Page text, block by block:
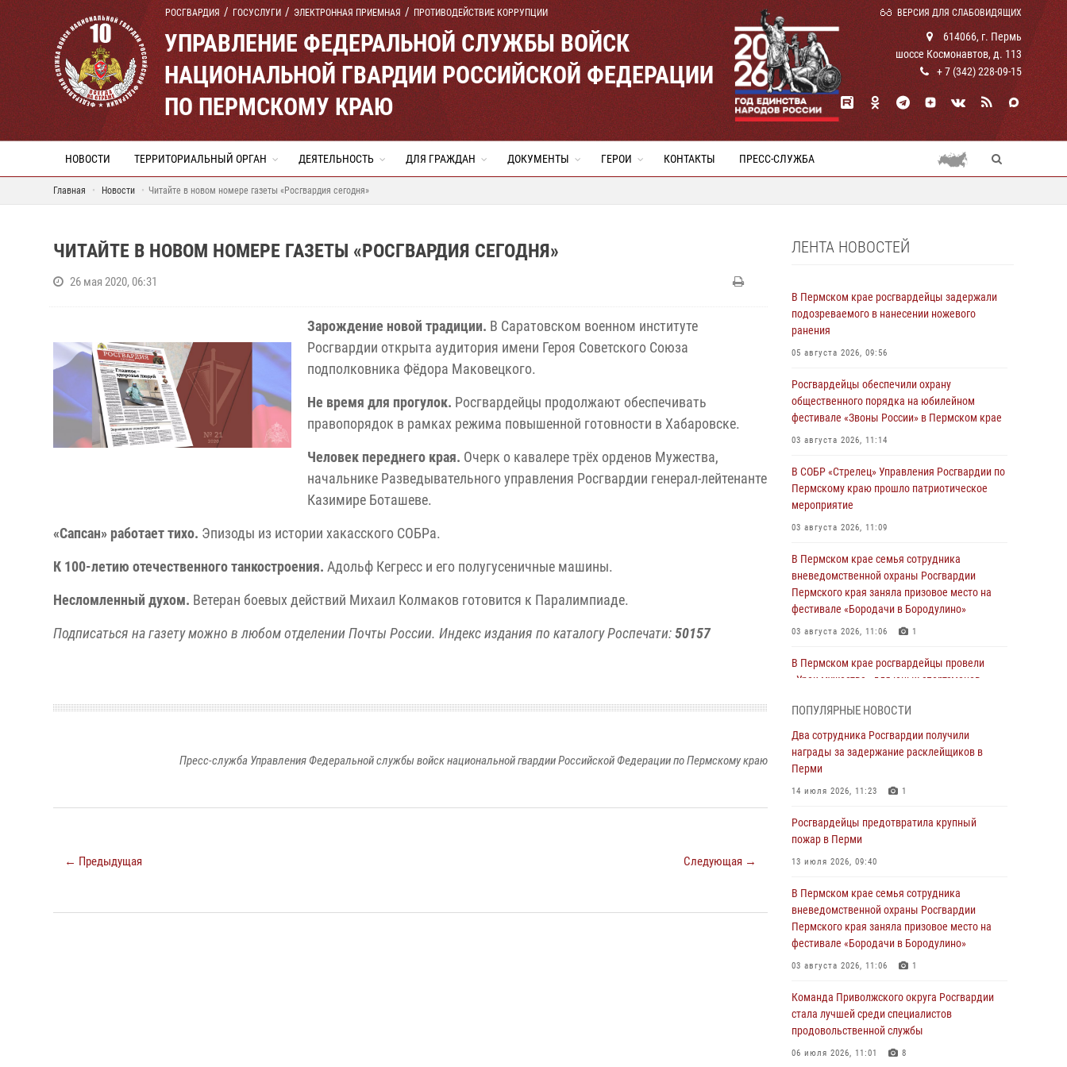
РОСГВАРДИЯ ГОСУСЛУГИ ЭЛЕКТРОННАЯ ПРИЕМНАЯ ПРОТИВОДЕЙСТВИЕ КОРРУПЦИИ ВЕРСИЯ ДЛЯ СЛАБОВИДЯЩИХ
УПРАВЛЕНИЕ ФЕДЕРАЛЬНОЙ СЛУЖБЫ ВОЙСК
НАЦИОНАЛЬНОЙ ГВАРДИИ РОССИЙСКОЙ ФЕДЕРАЦИИ
ПО ПЕРМСКОМУ КРАЮ
614066, г. Пермь
шоссе Космонавтов, д. 113
+ 7 (342) 228-09-15
НОВОСТИ ТЕРРИТОРИАЛЬНЫЙ ОРГАН ДЕЯТЕЛЬНОСТЬ ДЛЯ ГРАЖДАН ДОКУМЕНТЫ ГЕРОИ КОНТАКТЫ ПРЕСС-СЛУЖБА
Главная Новости Читайте в новом номере газеты «Росгвардия сегодня»
ЧИТАЙТЕ В НОВОМ НОМЕРЕ ГАЗЕТЫ «РОСГВАРДИЯ СЕГОДНЯ»
26 мая 2020, 06:31
Зарождение новой традиции. В Саратовском военном институте
Росгвардии открыта аудитория имени Героя Советского Союза
подполковника Фёдора Маковецкого.
Не время для прогулок. Росгвардейцы продолжают обеспечивать
правопорядок в рамках режима повышенной готовности в Хабаровске.
Человек переднего края. Очерк о кавалере трёх орденов Мужества,
начальнике Разведывательного управления Росгвардии генерал-лейтенанте
Казимире Боташеве.
«Сапсан» работает тихо. Эпизоды из истории хакасского СОБРа.
К 100-летию отечественного танкостроения. Адольф Кегресс и его полугусеничные машины.
Несломленный духом. Ветеран боевых действий Михаил Колмаков готовится к Паралимпиаде.
Подписаться на газету можно в любом отделении Почты России. Индекс издания по каталогу Роспечати:50157
Пресс-служба Управления Федеральной службы войск национальной гвардии Российской Федерации по Пермскому краю
← Предыдущая Следующая →
ЛЕНТА НОВОСТЕЙ
В Пермском крае росгвардейцы задержали
подозреваемого в нанесении ножевого
ранения
05 августа 2026, 09:56
Росгвардейцы обеспечили охрану
общественного порядка на юбилейном
фестивале «Звоны России» в Пермском крае
03 августа 2026, 11:14
В СОБР «Стрелец» Управления Росгвардии по
Пермскому краю прошло патриотическое
мероприятие
03 августа 2026, 11:09
В Пермском крае семья сотрудника
вневедомственной охраны Росгвардии
Пермского края заняла призовое место на
фестивале «Бородачи в Бородулино»
03 августа 2026, 11:06 1
В Пермском крае росгвардейцы провели
«Урок мужества» для юных спортсменов
Росгвардеец спас тонущую женщину в
Пермском крае
30 июля 2026, 05:19
торжественном богослужении в Перми
28 июля 2026, 10:44
при задержании участников преступной
группы в Пермском крае
28 июля 2026, 06:15
Сотрудник СОБР «Стрелец» провели встречу
Росгвардией»
24 июля 2026, 08:45 2
Юные защитники порядка: росгвардейцы
ПОПУЛЯРНЫЕ НОВОСТИ
Два сотрудника Росгвардии получили
награды за задержание расклейщиков в
Перми
14 июля 2026, 11:23 1
Росгвардейцы предотвратила крупный
пожар в Перми
13 июля 2026, 09:40
В Пермском крае семья сотрудника
вневедомственной охраны Росгвардии
Пермского края заняла призовое место на
фестивале «Бородачи в Бородулино»
03 августа 2026, 11:06 1
Команда Приволжского округа Росгвардии
стала лучшей среди специалистов
продовольственной службы
06 июля 2026, 11:01 8